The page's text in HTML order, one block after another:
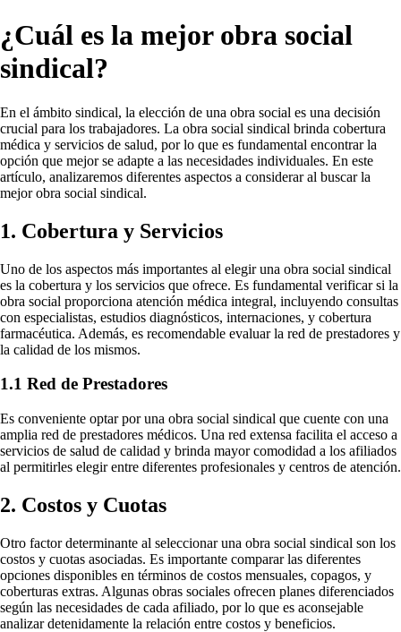
¿Cuál es la mejor obra social
sindical?
En el ámbito sindical, la elección de una obra social es una decisión
crucial para los trabajadores. La obra social sindical brinda cobertura
médica y servicios de salud, por lo que es fundamental encontrar la
opción que mejor se adapte a las necesidades individuales. En este
artículo, analizaremos diferentes aspectos a considerar al buscar la
mejor obra social sindical.
1. Cobertura y Servicios
Uno de los aspectos más importantes al elegir una obra social sindical
es la cobertura y los servicios que ofrece. Es fundamental verificar si la
obra social proporciona atención médica integral, incluyendo consultas
con especialistas, estudios diagnósticos, internaciones, y cobertura
farmacéutica. Además, es recomendable evaluar la red de prestadores y
la calidad de los mismos.
1.1 Red de Prestadores
Es conveniente optar por una obra social sindical que cuente con una
amplia red de prestadores médicos. Una red extensa facilita el acceso a
servicios de salud de calidad y brinda mayor comodidad a los afiliados
al permitirles elegir entre diferentes profesionales y centros de atención.
2. Costos y Cuotas
Otro factor determinante al seleccionar una obra social sindical son los
costos y cuotas asociadas. Es importante comparar las diferentes
opciones disponibles en términos de costos mensuales, copagos, y
coberturas extras. Algunas obras sociales ofrecen planes diferenciados
según las necesidades de cada afiliado, por lo que es aconsejable
analizar detenidamente la relación entre costos y beneficios.